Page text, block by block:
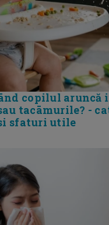
copilul
tacāmurile? -
sfaturi utile